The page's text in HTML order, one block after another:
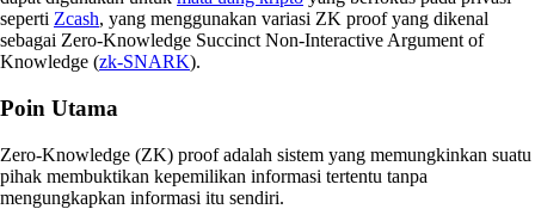
seperti Zcash, yang menggunakan variasi ZK proof yang dikenal
sebagai Zero-Knowledge Succinct Non-Interactive Argument of
Knowledge (zk-SNARK).
Poin Utama
Zero-Knowledge (ZK) proof adalah sistem yang memungkinkan suatu
pihak membuktikan kepemilikan informasi tertentu tanpa
mengungkapkan informasi itu sendiri.